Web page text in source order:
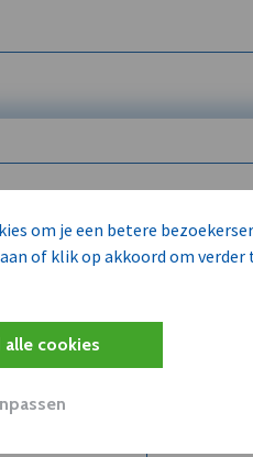
om je een betere
of klik op akkoord om verder
alle cookies
of partners
Wilt u
Word